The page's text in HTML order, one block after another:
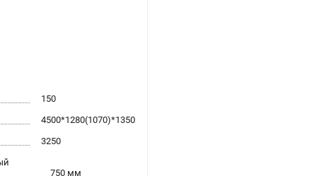
150
4500*1280(1070)*1350
3250
750 мм